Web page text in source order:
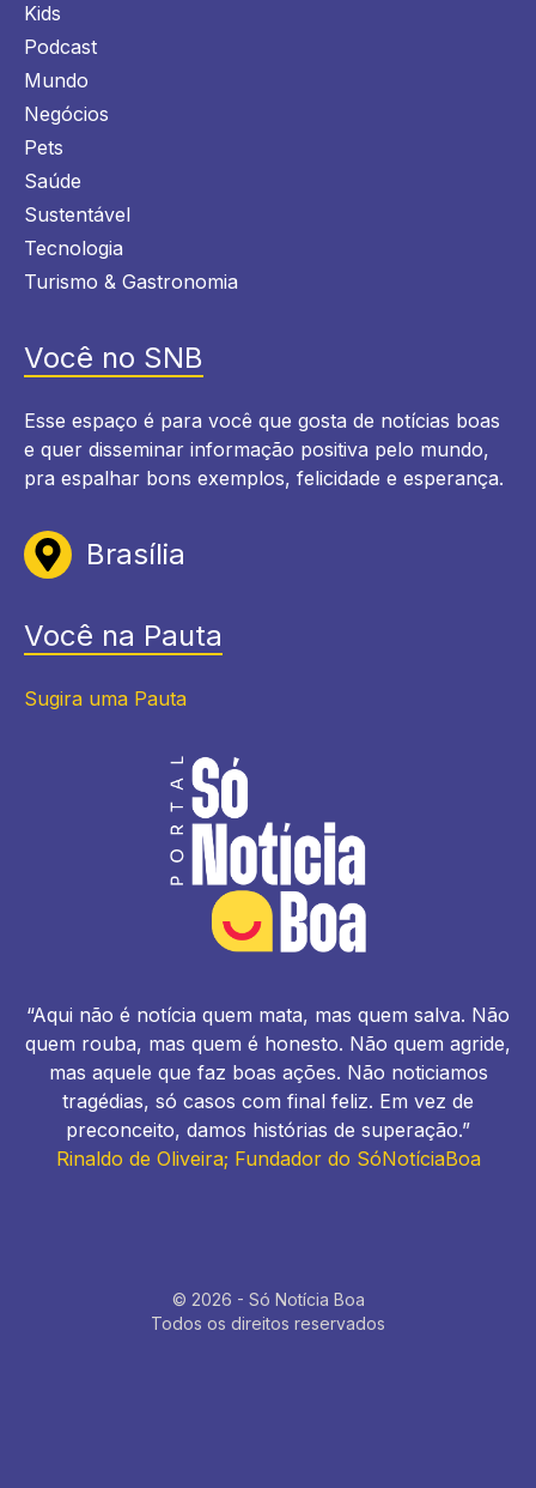
Kids
Podcast
Mundo
Negócios
Pets
Saúde
Sustentável
Tecnologia
Turismo & Gastronomia
Você no SNB
Esse espaço é para você que gosta de notícias boas
e quer disseminar informação positiva pelo mundo,
pra espalhar bons exemplos, felicidade e esperança.
Brasília
Você na Pauta
Sugira uma Pauta
“Aqui não é notícia quem mata, mas quem salva. Não
quem rouba, mas quem é honesto. Não quem agride,
mas aquele que faz boas ações. Não noticiamos
tragédias, só casos com final feliz. Em vez de
preconceito, damos histórias de superação.”
Rinaldo de Oliveira; Fundador do SóNotíciaBoa
© 2026 - Só Notícia Boa
Todos os direitos reservados